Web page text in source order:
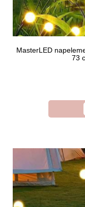
MasterLED
73